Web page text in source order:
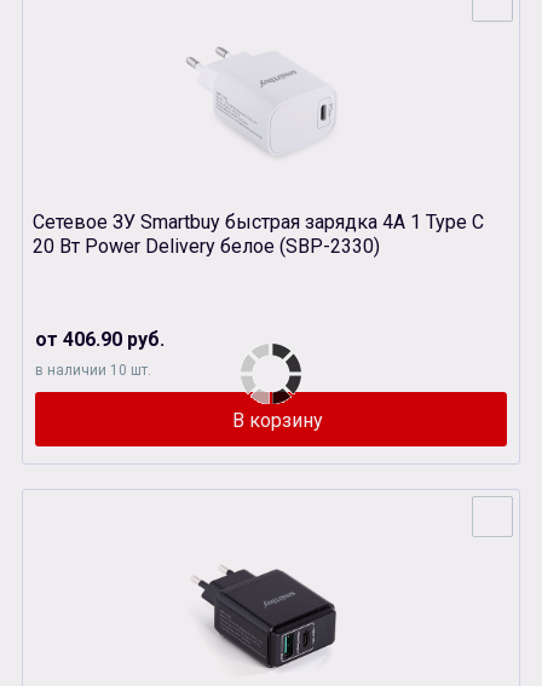
Сетевое ЗУ Smartbuy быстрая зарядка 4A 1 Type C
20 Вт Power Delivery белое (SBP-2330)
от 406.90 руб.
в наличии 10 шт.